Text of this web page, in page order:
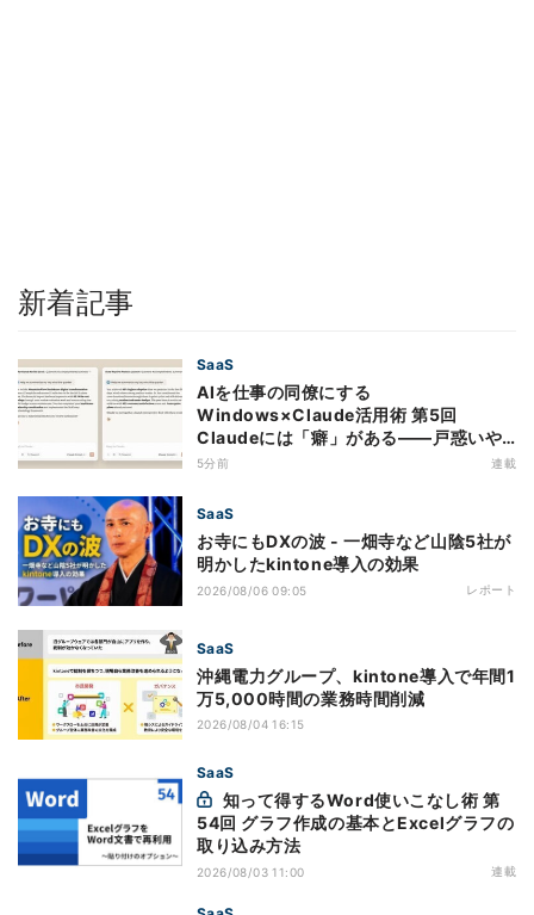
新着記事
SaaS
AIを仕事の同僚にする
Windows×Claude活用術 第5回
Claudeには「癖」がある――戸惑いや
すい7つの仕様
5分前 連載
SaaS
お寺にもDXの波 - 一畑寺など山陰5社が
明かしたkintone導入の効果
2026/08/06 09:05 レポート
SaaS
沖縄電力グループ、kintone導入で年間1
万5,000時間の業務時間削減
2026/08/04 16:15
SaaS
54回 グラフ作成の基本とExcelグラフの
取り込み方法
2026/08/03 11:00 連載